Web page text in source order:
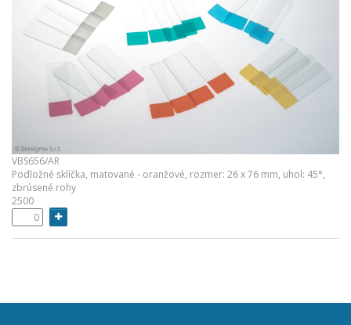
VBS656/AR
Podložné sklíčka, matované - oranžové, rozmer: 26 x 76 mm, uhol: 45°,
zbrúsené rohy
2500